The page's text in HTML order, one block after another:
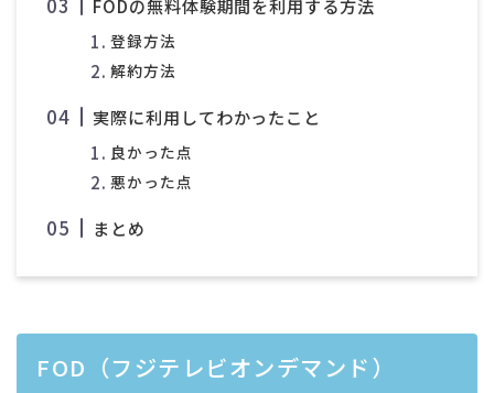
FODの無料体験期間を利用する方法
登録方法
解約方法
実際に利用してわかったこと
良かった点
悪かった点
まとめ
FOD（フジテレビオンデマンド）